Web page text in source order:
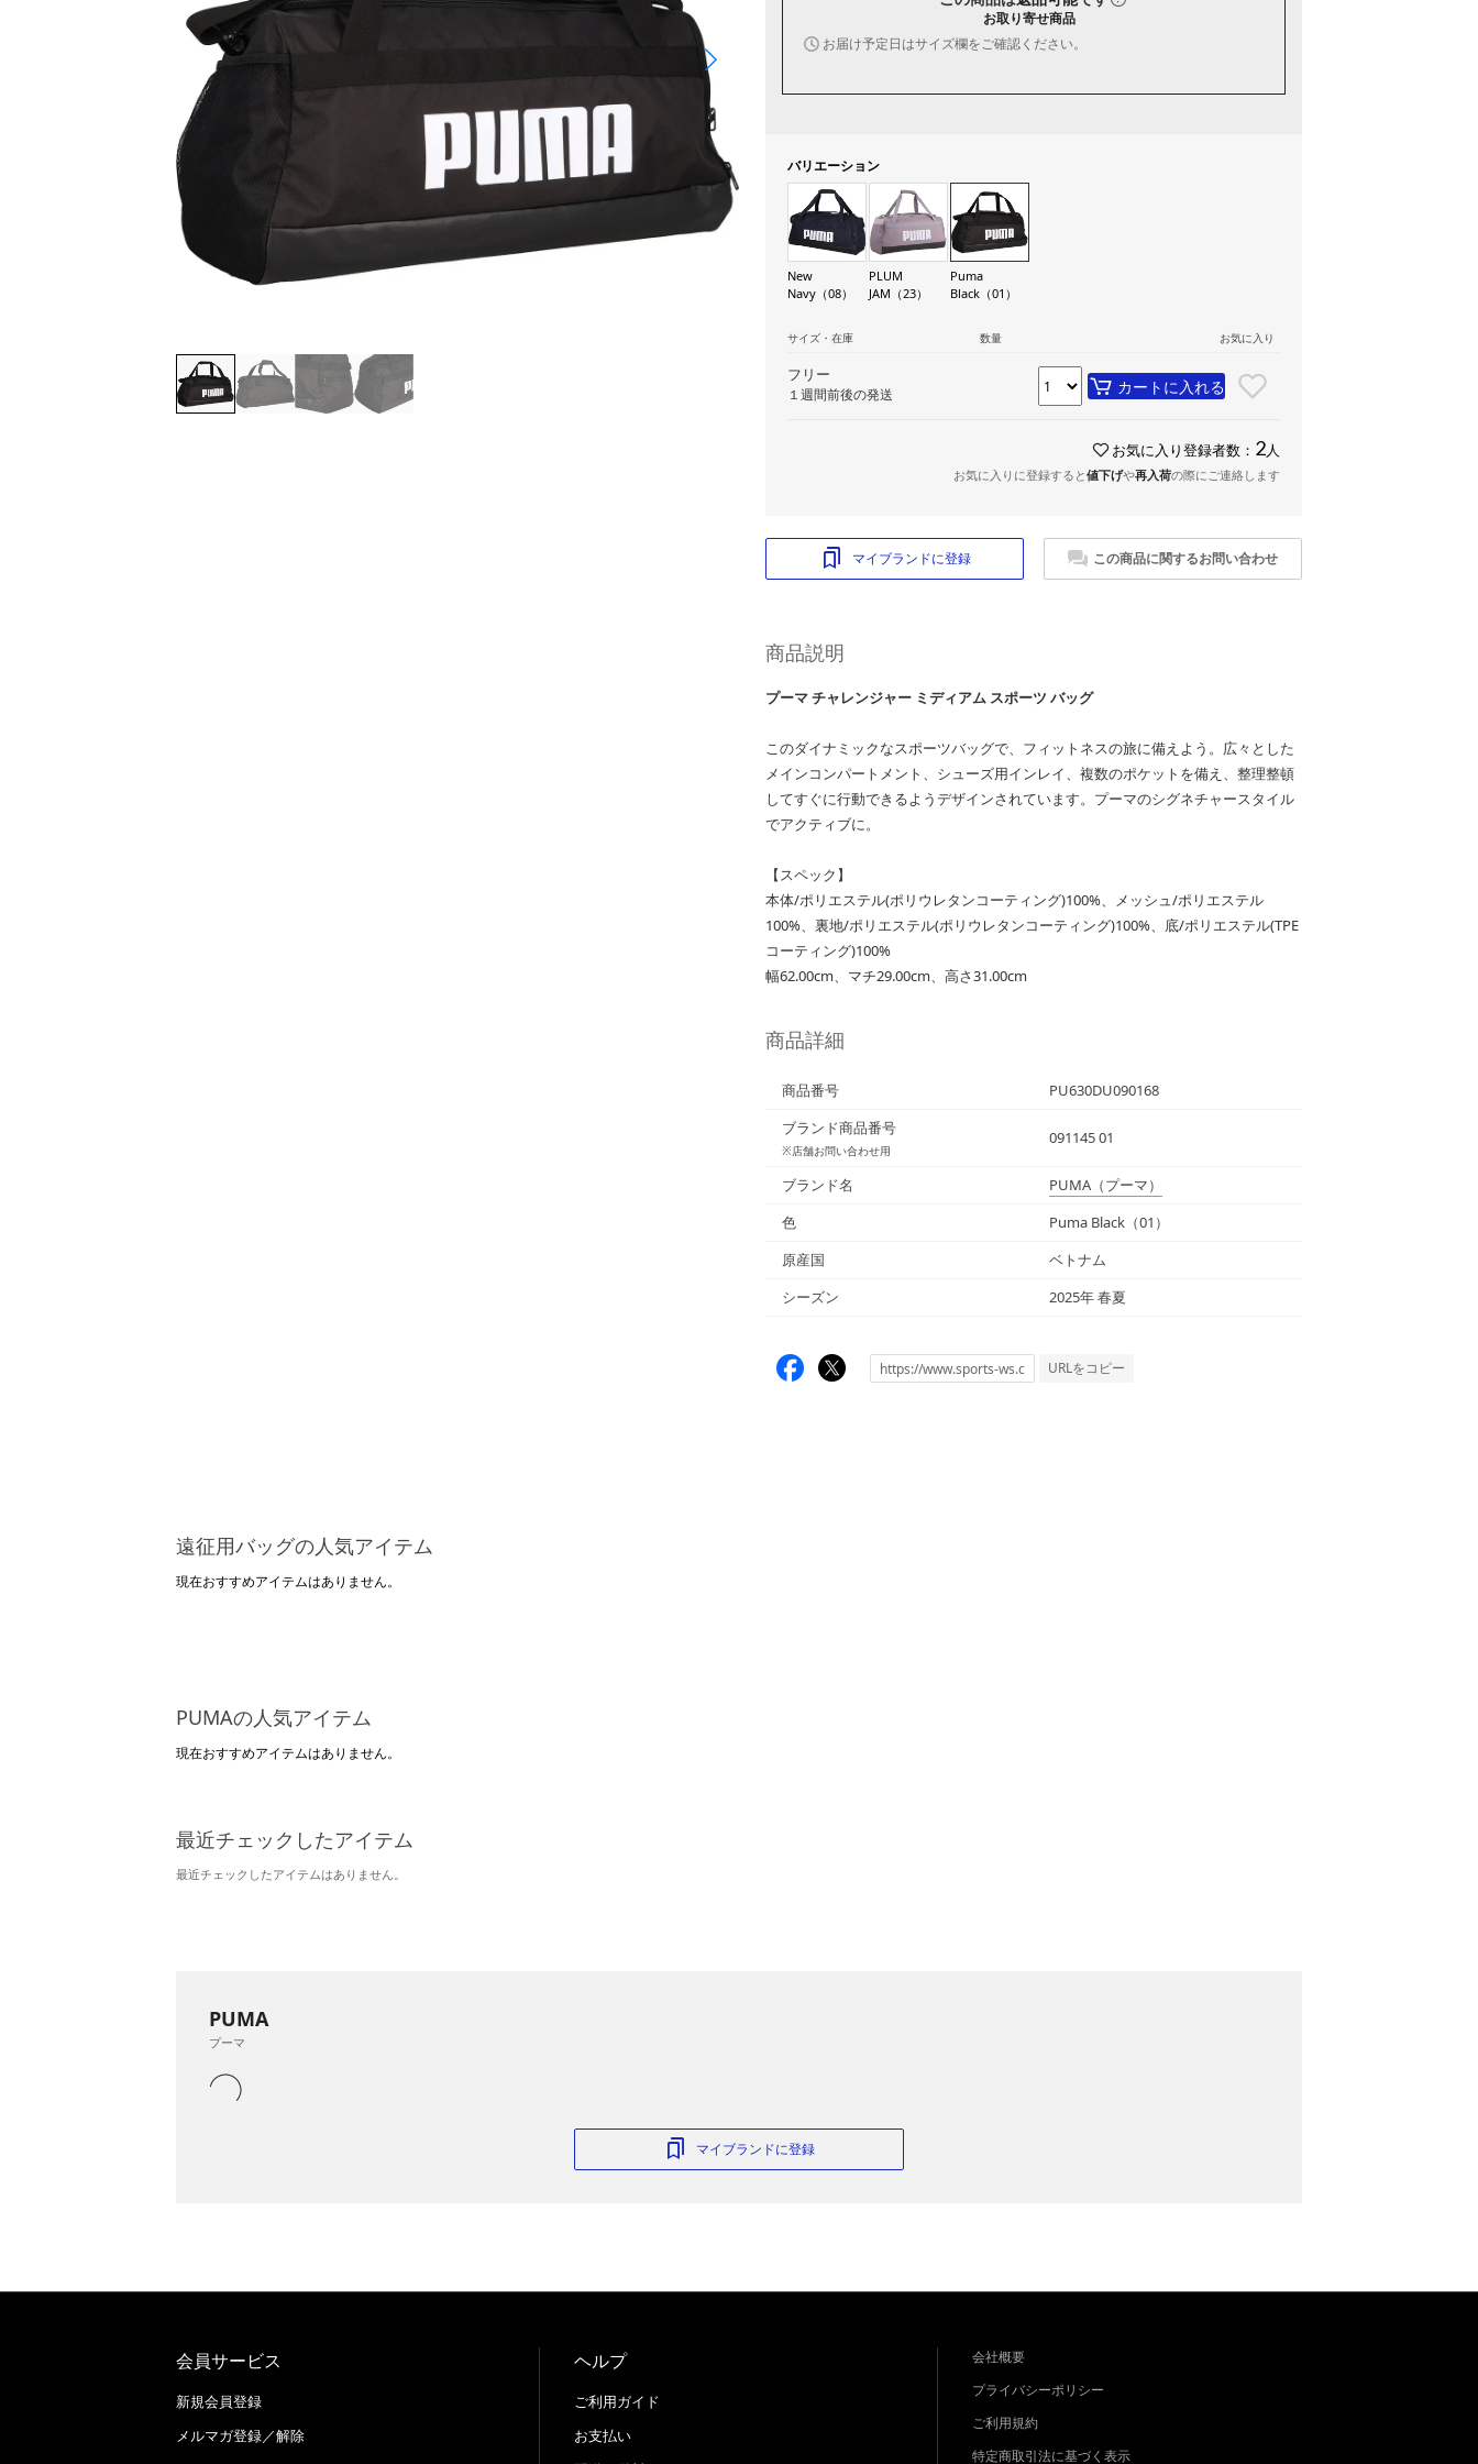
お取り寄せ商品
お届け予定日はサイズ欄をご確認ください。
バリエーション
New
Navy（08）
PLUM
JAM（23）
Puma
Black（01）
サイズ・在庫 数量 お気に入り
フリー
１週間前後の発送 カートに入れる
お気に入り登録者数： 2 人
お気に入りに登録すると値下げや再入荷の際にご連絡します
マイブランドに登録 この商品に関するお問い合わせ
商品説明
プーマ チャレンジャー ミディアム スポーツ バッグ
このダイナミックなスポーツバッグで、フィットネスの旅に備えよう。広々とした
メインコンパートメント、シューズ用インレイ、複数のポケットを備え、整理整頓
してすぐに行動できるようデザインされています。プーマのシグネチャースタイル
でアクティブに。
【スペック】
本体/ポリエステル(ポリウレタンコーティング)100%、メッシュ/ポリエステル
100%、裏地/ポリエステル(ポリウレタンコーティング)100%、底/ポリエステル(TPE
コーティング)100%
幅62.00cm、マチ29.00cm、高さ31.00cm
商品詳細
商品番号
PU630DU090168
ブランド商品番号
※店舗お問い合わせ用
091145 01
ブランド名 PUMA （プーマ）
色
Puma Black（01）
原産国
ベトナム
シーズン
2025年 春夏
URLをコピー
遠征用バッグの人気アイテム
現在おすすめアイテムはありません。
PUMAの人気アイテム
現在おすすめアイテムはありません。
最近チェックしたアイテム
最近チェックしたアイテムはありません。
PUMA
プーマ
マイブランドに登録
会員サービス
新規会員登録
メルマガ登録／解除
ヘルプ
ご利用ガイド
お支払い
会社概要
プライバシーポリシー
ご利用規約
特定商取引法に基づく表示